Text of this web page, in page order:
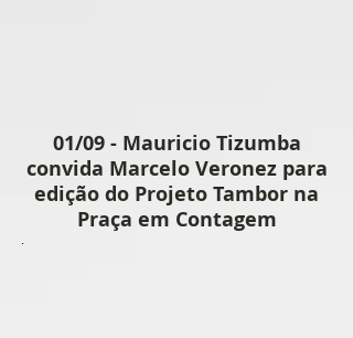
01/09 - Mauricio Tizumba
convida Marcelo Veronez para
edição do Projeto Tambor na
Praça em Contagem